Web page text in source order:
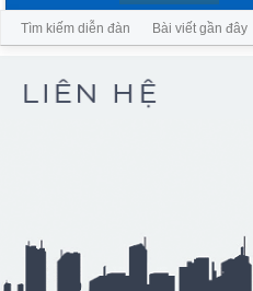
Tìm kiếm diễn đàn Bài viết gần đây